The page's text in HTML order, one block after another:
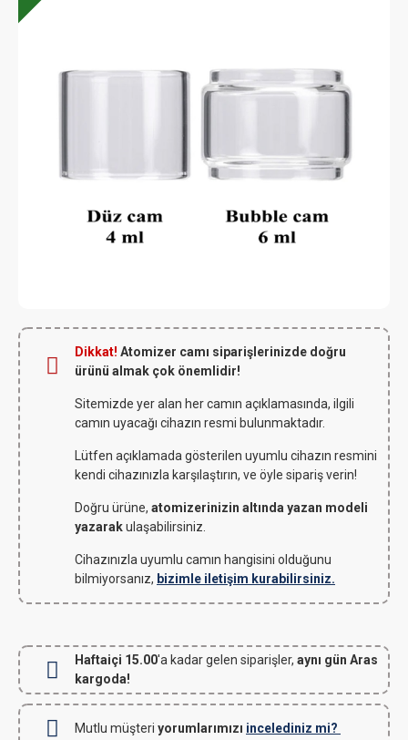
Dikkat! Atomizer camı siparişlerinizde doğru
ürünü almak çok önemlidir!
Sitemizde yer alan her camın açıklamasında, ilgili
camın uyacağı cihazın resmi bulunmaktadır.
Lütfen açıklamada gösterilen uyumlu cihazın resmini
kendi cihazınızla karşılaştırın, ve öyle sipariş verin!
Doğru ürüne, atomizerinizin altında yazan modeli
yazarakulaşabilirsiniz.
Cihazınızla uyumlu camın hangisini olduğunu
bilmiyorsanız, bizimle iletişim kurabilirsiniz.
Haftaiçi 15.00'a kadar gelen siparişler, aynı gün Aras
kargoda!
Mutlu müşteri yorumlarımızı incelediniz mi?